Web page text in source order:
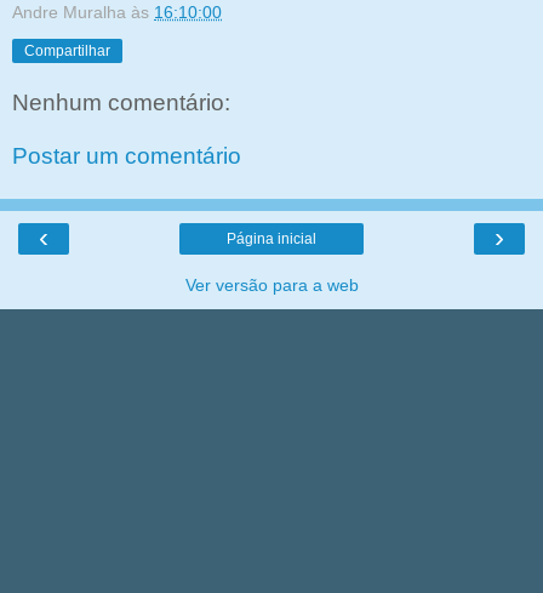
Andre Muralha às 16:10:00
Compartilhar
Nenhum comentário:
Postar um comentário
‹ ›
Página inicial
Ver versão para a web